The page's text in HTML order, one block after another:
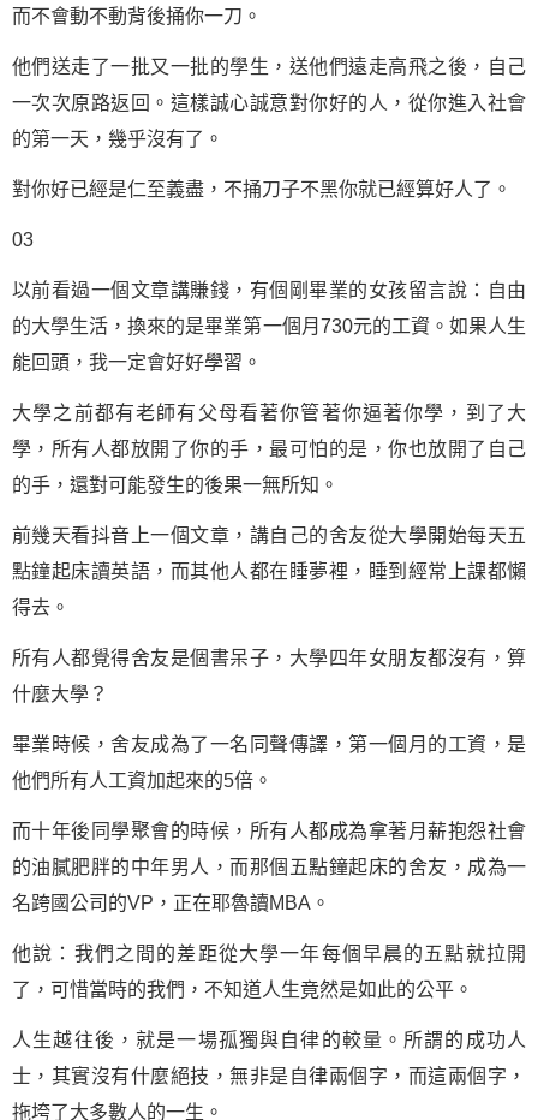
而不會動不動背後捅你一刀。
他們送走了一批又一批的學生，送他們遠走高飛之後，自己
一次次原路返回。這樣誠心誠意對你好的人，從你進入社會
的第一天，幾乎沒有了。
對你好已經是仁至義盡，不捅刀子不黑你就已經算好人了。
03
以前看過一個文章講賺錢，有個剛畢業的女孩留言說：自由
的大學生活，換來的是畢業第一個月730元的工資。如果人生
能回頭，我一定會好好學習。
大學之前都有老師有父母看著你管著你逼著你學，到了大
學，所有人都放開了你的手，最可怕的是，你也放開了自己
的手，還對可能發生的後果一無所知。
前幾天看抖音上一個文章，講自己的舍友從大學開始每天五
點鐘起床讀英語，而其他人都在睡夢裡，睡到經常上課都懶
得去。
所有人都覺得舍友是個書呆子，大學四年女朋友都沒有，算
什麼大學？
畢業時候，舍友成為了一名同聲傳譯，第一個月的工資，是
他們所有人工資加起來的5倍。
而十年後同學聚會的時候，所有人都成為拿著月薪抱怨社會
的油膩肥胖的中年男人，而那個五點鐘起床的舍友，成為一
名跨國公司的VP，正在耶魯讀MBA。
他說：我們之間的差距從大學一年每個早晨的五點就拉開
了，可惜當時的我們，不知道人生竟然是如此的公平。
人生越往後，就是一場孤獨與自律的較量。所謂的 成功 人
士，其實沒有什麼絕技，無非是自律兩個字，而這兩個字，
拖垮了大多數人的一生。